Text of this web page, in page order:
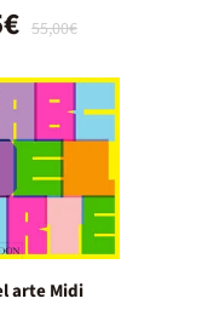
55,00€
arte Midi